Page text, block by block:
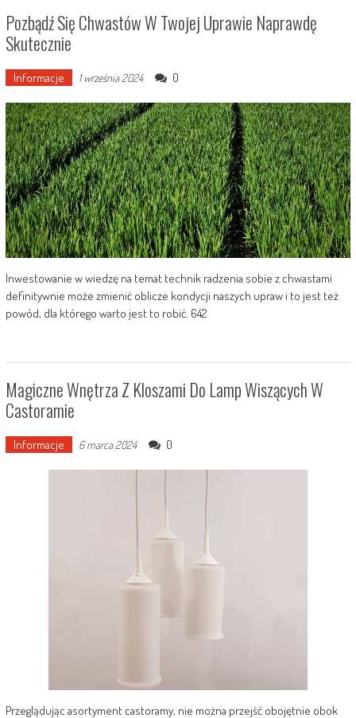
Pozbądź Się Chwastów W Twojej Uprawie Naprawdę
Skutecznie
Informacje 1 września 2024 0
Inwestowanie w wiedzę na temat technik radzenia sobie z chwastami
definitywnie może zmienić oblicze kondycji naszych upraw i to jest też
powód, dla którego warto jest to robić. 642
Magiczne Wnętrza Z Kloszami Do Lamp Wiszących W
Castoramie
Informacje 6 marca 2024 0
Przeglądując asortyment castoramy, nie można przejść obojętnie obok